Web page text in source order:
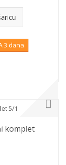
3 dana
komplet